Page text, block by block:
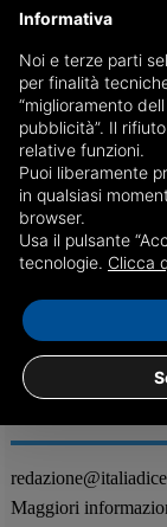
La nuova
centesimi per
La novità è oggetto
Procura di Milano.
delle frodi poste in
28/09
Maggiori
Informativa
Noi e terze parti
per finalità
“miglioramento
pubblicità”. Il
relative funzioni.
Puoi liberamente
in qualsiasi
browser.
Usa il pulsante
tecnologie. Clicca